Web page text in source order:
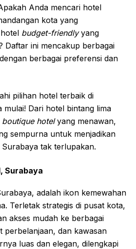
Anda mencari hotel
kota yang
budget-friendlyyang
Daftar ini mencakup berbagai
berbagai preferensi dan
pilihan hotel terbaik di
mulai! Dari hotel bintang lima
boutique hotelyang menawan,
sempurna untuk menjadikan
tak terlupakan.
Surabaya
adalah ikon kemewahan
Terletak strategis di pusat kota,
akses mudah ke berbagai
perbelanjaan, dan kawasan
luas dan elegan, dilengkapi